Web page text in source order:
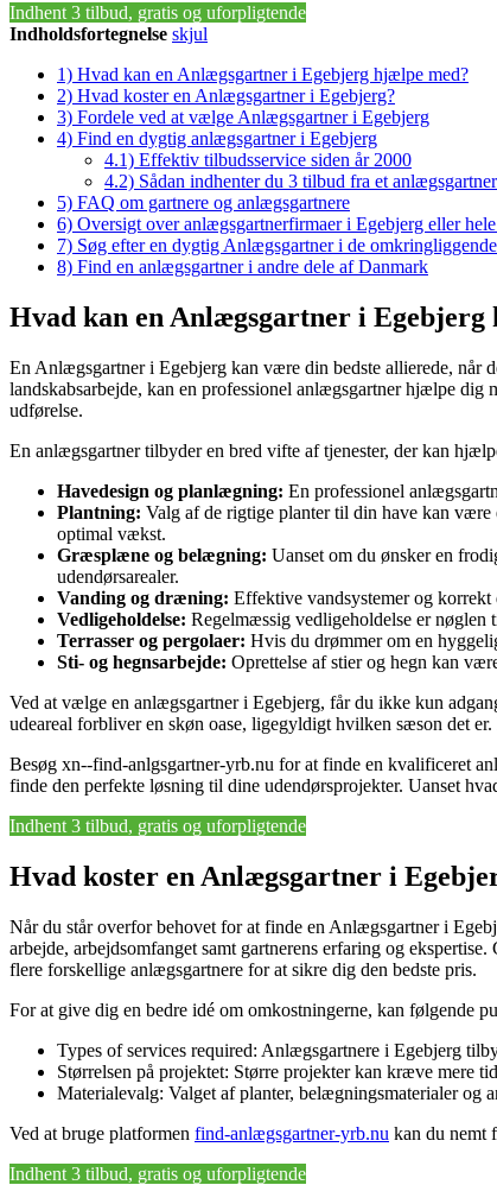
Indhent 3 tilbud, gratis og uforpligtende
Indholdsfortegnelse skjul
1) Hvad kan en Anlægsgartner i Egebjerg hjælpe med?
2) Hvad koster en Anlægsgartner i Egebjerg?
3) Fordele ved at vælge Anlægsgartner i Egebjerg
4) Find en dygtig anlægsgartner i Egebjerg
4.1) Effektiv tilbudsservice siden år 2000
4.2) Sådan indhenter du 3 tilbud fra et
5) FAQ om gartnere og anlægsgartnere
6) Oversigt over anlægsgartnerfirmaer i Egebjerg eller
7) Søg efter en dygtig Anlægsgartner i de
8) Find en anlægsgartner i andre dele af Danmark
Hvad kan en Anlægsgartner i Egebjerg
En Anlægsgartner i Egebjerg kan være din bedste allierede, når
landskabsarbejde, kan en professionel anlægsgartner hjælpe dig
udførelse.
En anlægsgartner tilbyder en bred vifte af tjenester, der kan
Havedesign og planlægning: En professionel
Plantning: Valg af de rigtige planter til din have kan
optimal vækst.
Græsplæne og belægning: Uanset om du ønsker en
udendørsarealer.
Vanding og dræning: Effektive vandsystemer og
Vedligeholdelse: Regelmæssig vedligeholdelse er
Terrasser og pergolaer: Hvis du drømmer om en
Sti- og hegnsarbejde: Oprettelse af stier og hegn kan
Ved at vælge en anlægsgartner i Egebjerg, får du ikke kun
udeareal forbliver en skøn oase, ligegyldigt hvilken sæson det
Besøg xn--find-anlgsgartner-yrb.nu for at finde en kvalificeret
finde den perfekte løsning til dine udendørsprojekter. Uanset
Indhent 3 tilbud, gratis og uforpligtende
Hvad koster en Anlægsgartner i
Når du står overfor behovet for at finde en Anlægsgartner i
arbejde, arbejdsomfanget samt gartnerens erfaring og
flere forskellige anlægsgartnere for at sikre dig den bedste pris.
For at give dig en bedre idé om omkostningerne, kan følgende
Types of services required: Anlægsgartnere i Egebjerg
Størrelsen på projektet: Større projekter kan kræve mere
Materialevalg: Valget af planter, belægningsmaterialer og
Ved at bruge platformen find-anlægsgartner-yrb.nu kan du nemt
Indhent 3 tilbud, gratis og uforpligtende